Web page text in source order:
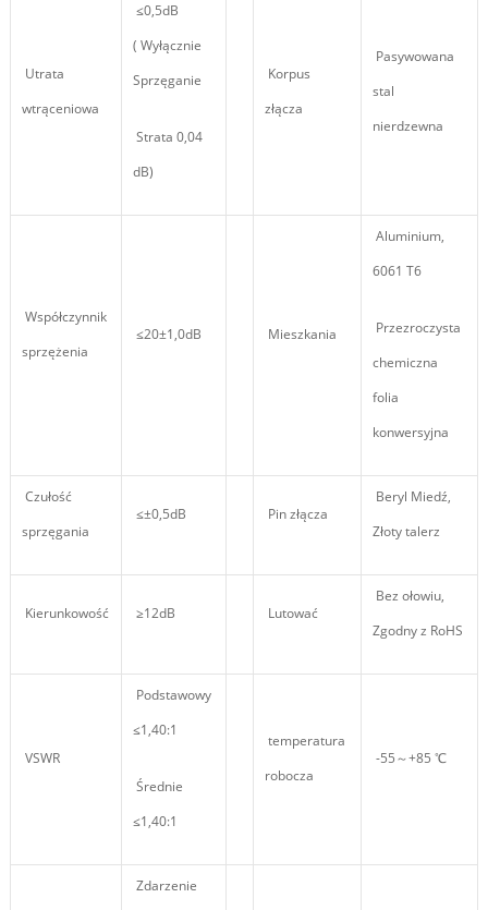
Utrata
wtrąceniowa
≤0,5dB
( Wyłącznie
Sprzęganie
Strata 0,04
dB)
Korpus
złącza
Pasywowana
stal
nierdzewna
Współczynnik
sprzężenia
≤20±1,0dB Mieszkania
Aluminium,
6061 T6
Przezroczysta
chemiczna
folia
konwersyjna
Czułość
sprzęgania
≤±0,5dB Pin złącza
Beryl Miedź,
Złoty talerz
Kierunkowość ≥12dB Lutować
Bez ołowiu,
Zgodny z RoHS
VSWR
Podstawowy
≤1,40:1
Średnie
≤1,40:1
temperatura
robocza
-55～+85 ℃
Zdarzenie